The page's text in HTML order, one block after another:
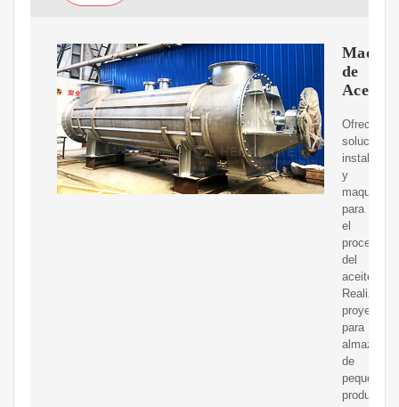
de
Aceite
Ofrecemos
y
maquinaria
para
el
proceso
del
aceite.
proyectos
para
almazaras
de
pequeña
producción